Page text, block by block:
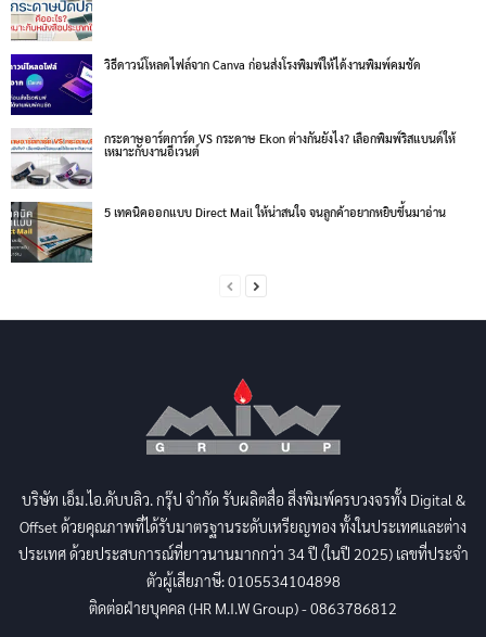
วิธีดาวน์โหลดไฟล์จาก Canva ก่อนส่งโรงพิมพ์ให้ได้งานพิมพ์คมชัด
กระดาษอาร์ตการ์ด VS กระดาษ Ekon ต่างกันยังไง? เลือกพิมพ์ริสแบนด์ให้
เหมาะกับงานอีเวนต์
5 เทคนิคออกแบบ Direct Mail ให้น่าสนใจ จนลูกค้าอยากหยิบขึ้นมาอ่าน
บริษัท เอ็ม.ไอ.ดับบลิว. กรุ๊ป จำกัด รับผลิตสื่อ สิ่งพิมพ์ครบวงจรทั้ง Digital &
Offset ด้วยคุณภาพที่ได้รับมาตรฐานระดับเหรียญทอง ทั้งในประเทศและต่าง
ประเทศ ด้วยประสบการณ์ที่ยาวนานมากกว่า 34 ปี (ในปี 2025) เลขที่ประจำ
ตัวผู้เสียภาษี: 0105534104898
ติดต่อฝ่ายบุคคล (HR M.I.W Group) - 0863786812